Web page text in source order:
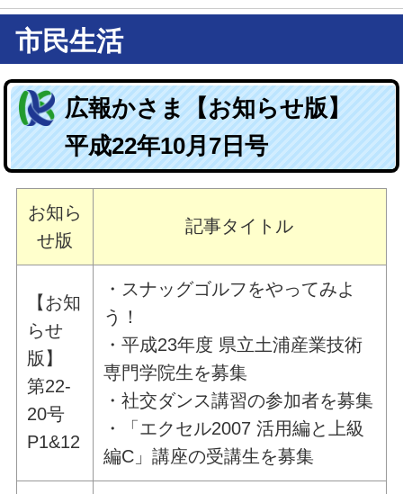
市民生活
広報かさま【お知らせ版】
平成22年10月7日号
お知ら
せ版
記事タイトル
【お知
らせ
版】
第22-
20号
P1&12
・スナッグゴルフをやってみよ
う！
・平成23年度 県立土浦産業技術
専門学院生を募集
・社交ダンス講習の参加者を募集
・「エクセル2007 活用編と上級
編C」講座の受講生を募集